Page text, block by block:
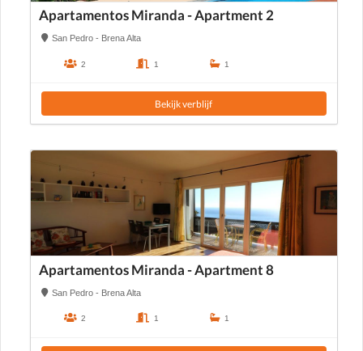
Apartamentos Miranda - Apartment 2
San Pedro - Brena Alta
2 1 1
Bekijk verblijf
Apartamentos Miranda - Apartment 8
San Pedro - Brena Alta
2 1 1